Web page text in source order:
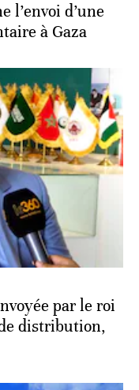
l’envoi d’une
à Gaza
par le roi
distribution,